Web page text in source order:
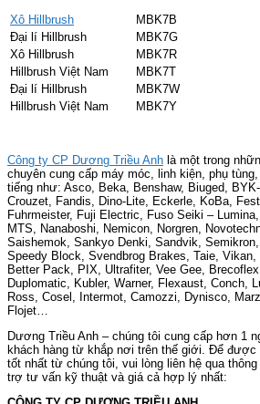
Xô Hillbrush
MBK7B
Đại lí Hillbrush
MBK7G
Xô Hillbrush
MBK7R
Hillbrush Việt Nam
MBK7T
Đại lí Hillbrush
MBK7W
Hillbrush Việt Nam
MBK7Y
Công ty CP Dương Triều Anh là một trong
chuyên cung cấp máy móc, linh kiện, phụ
tiếng như: Asco, Beka, Benshaw, Biuged, BYK-
Crouzet, Fandis, Dino-Lite, Eckerle, KoBa,
Fuhrmeister, Fuji Electric, Fuso Seiki –
MTS, Nanaboshi, Nemicon, Norgren,
Saishemok, Sankyo Denki, Sandvik,
Speedy Block, Svendbrog Brakes, Taie, Vikan,
Better Pack, PIX, Ultrafiter, Vee Gee,
Duplomatic, Kubler, Warner, Flexaust, Conch,
Ross, Cosel, Intermot, Camozzi, Dynisco,
Flojet…
Dương Triều Anh – chúng tôi cung cấp hơn 1
khách hàng từ khắp nơi trên thế giới. Để
tốt nhất từ chúng tôi, vui lòng liên hệ qua
trợ tư vấn kỹ thuật và giá cả hợp lý nhất: